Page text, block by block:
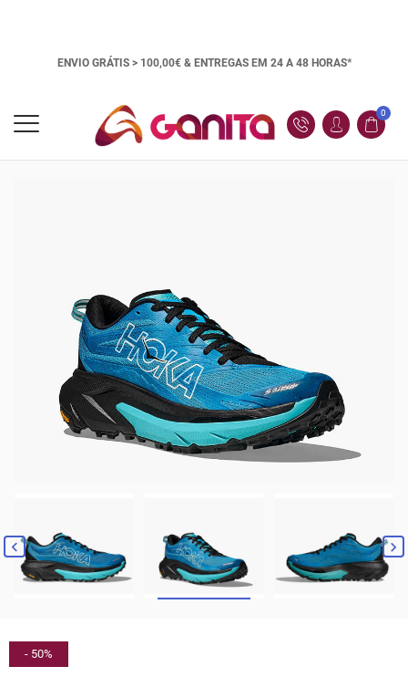
ENVIO GRÁTIS > 100,00€ & ENTREGAS EM 24 A 48 HORAS*
0
 
- 50%